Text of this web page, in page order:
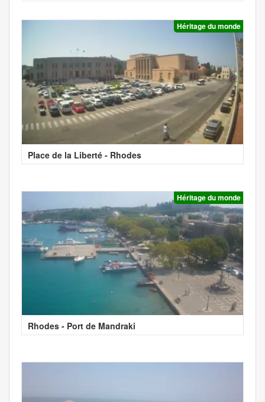
Héritage du monde
Place de la Liberté - Rhodes
Héritage du monde
Rhodes - Port de Mandraki